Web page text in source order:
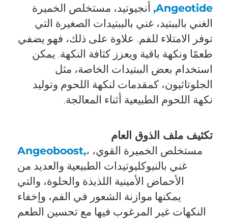
Angeotide, أنجيوتيد، مستخلص الخميرة
الغني بالببتيد، غني بالببتيدات الصغيرة التي
توفر الامتلاء للفم. علاوة على ذلك، فهو يضفي
طعمًا ونكهة باقية ويعزز كثافة النكهة. يمكن
استخدام بعض الببتيدات الخاصة، مثل
الجلوتاثيون، كمقدمات لنكهة اللحوم وتوليد
نكهة اللحوم الطبيعية أثناء المعالجة.
تكثيف ملف الذوق العام
Angeoboost,، مستخلص الخميرة القوي،
غني بالنيوكليوتيدات الطبيعية والعديد من
الأحماض الأمينية اللذيذة والحلوة، والتي
يمكنها موازنة الشعور في الفم، وإخفاء
النكهات غير المرغوب فيها مع تحسين الطعم